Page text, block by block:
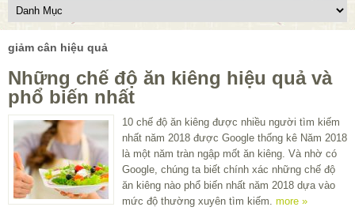
giảm cân hiệu quả
Những chế độ ăn kiêng hiệu quả và
phổ biến nhất
10 chế độ ăn kiêng được nhiều người tìm kiếm
nhất năm 2018 được Google thống kê Năm 2018
là một năm tràn ngập mốt ăn kiêng. Và nhờ có
Google, chúng ta biết chính xác những chế độ
ăn kiêng nào phổ biến nhất năm 2018 dựa vào
mức độ thường xuyên tìm kiếm. more »